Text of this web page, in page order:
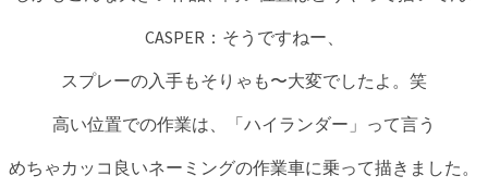
CASPER：そうですねー、
スプレーの入手もそりゃも〜大変でしたよ。笑
高い位置での作業は、「ハイランダー」って言う
めちゃカッコ良いネーミングの作業車に乗って描きました。